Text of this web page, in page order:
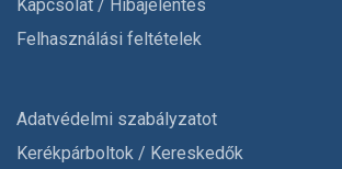
Kapcsolat / Hibajelentés
Felhasználási feltételek
Adatvédelmi szabályzatot
Kerékpárboltok / Kereskedők